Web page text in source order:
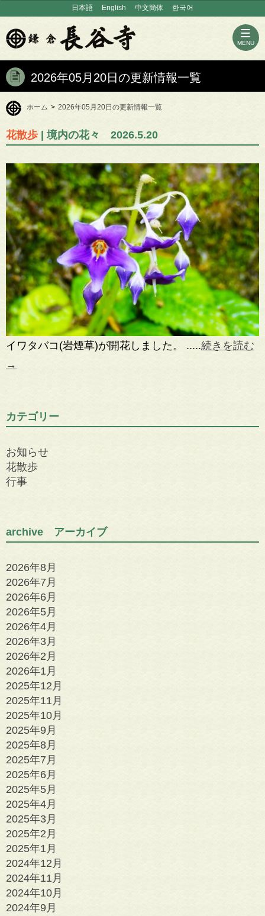
日本語 English 中文簡体 한국어
MENU
2026年05月20日の更新情報一覧
ホーム > 2026年05月20日の更新情報一覧
花散歩 | 境内の花々 2026.5.20
イワタバコ(岩煙草)が開花しました。 .....続きを読む
→
カテゴリー
お知らせ
花散歩
行事
archive アーカイブ
2026年8月
2026年7月
2026年6月
2026年5月
2026年4月
2026年3月
2026年2月
2026年1月
2025年12月
2025年11月
2025年10月
2025年9月
2025年8月
2025年7月
2025年6月
2025年5月
2025年4月
2025年3月
2025年2月
2025年1月
2024年12月
2024年11月
2024年10月
2024年9月